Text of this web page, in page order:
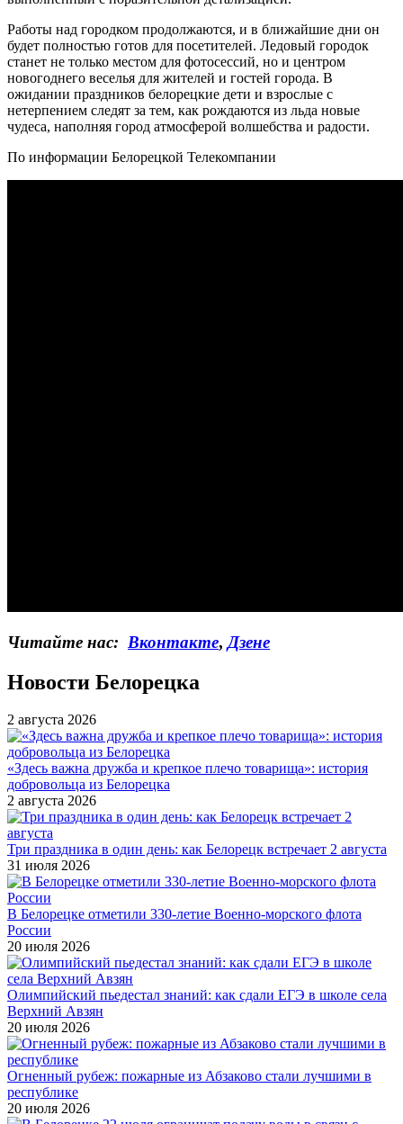
Работы над городком продолжаются, и в ближайшие дни он
будет полностью готов для посетителей. Ледовый городок
станет не только местом для фотосессий, но и центром
новогоднего веселья для жителей и гостей города. В
ожидании праздников белорецкие дети и взрослые с
нетерпением следят за тем, как рождаются из льда новые
чудеса, наполняя город атмосферой волшебства и радости.
По информации Белорецкой Телекомпании
Читайте нас: Вконтакте, Дзене
Новости Белорецка
2 августа 2026
«Здесь важна дружба и крепкое плечо товарища»: история
добровольца из Белорецка
2 августа 2026
Три праздника в один день: как Белорецк встречает 2 августа
31 июля 2026
В Белорецке отметили 330-летие Военно-морского флота
России
20 июля 2026
Олимпийский пьедестал знаний: как сдали ЕГЭ в школе села
Верхний Авзян
20 июля 2026
Огненный рубеж: пожарные из Абзаково стали лучшими в
республике
20 июля 2026